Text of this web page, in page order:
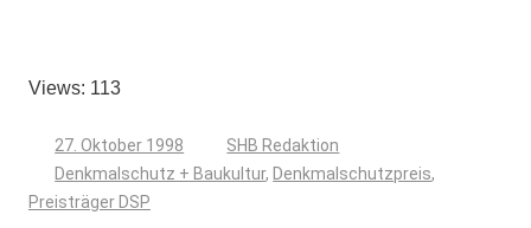
Views: 113
27. Oktober 1998
SHB Redaktion
Denkmalschutz + Baukultur, Denkmalschutzpreis,
Preisträger DSP